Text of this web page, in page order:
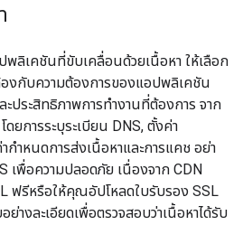
พลิเคชันที่ขับเคลื่อนด้วยเนื้อหา ให้เลือก
งกับความต้องการของแอปพลิเคชัน
ะประสิทธิภาพการทำงานที่ต้องการ จาก
ยการระบุระเบียน DNS, ตั้งค่า
กำหนดการส่งเนื้อหาและการแคช อย่า
เพื่อความปลอดภัย เนื่องจาก CDN
ฟรีหรือให้คุณอัปโหลดใบรับรอง SSL
างละเอียดเพื่อตรวจสอบว่าเนื้อหาได้รับ